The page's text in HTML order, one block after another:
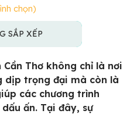
chọn)
SẮP XẾP
Thơ không chỉ là nơi
dịp trọng đại mà còn là
các chương trình
ấn. Tại đây, sự